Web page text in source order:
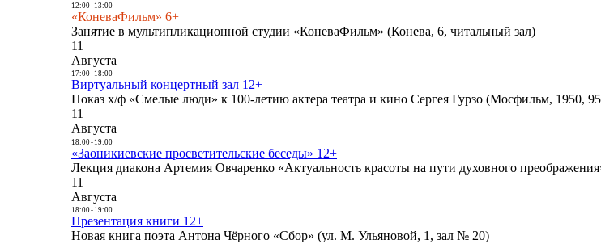
12:00- 13:00
«КоневаФильм» 6+
Занятие в мультипликационной студии «КоневаФильм» (Конева, 6, читальный зал)
11
Августа
17:00- 18:00
Виртуальный концертный зал 12+
Показ х/ф «Смелые люди» к 100-летию актера театра и кино Сергея Гурзо (Мосфильм, 1950,
11
Августа
18:00- 19:00
«Заоникиевские просветительские беседы» 12+
Лекция диакона Артемия Овчаренко «Актуальность красоты на пути духовного
11
Августа
18:00- 19:00
Презентация книги 12+
Новая книга поэта Антона Чёрного «Сбор» (ул. М. Ульяновой, 1, зал № 20)